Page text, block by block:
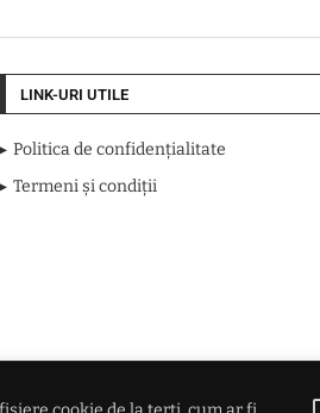
LINK-URI UTILE
Politica de confidențialitate
Termeni și condiții